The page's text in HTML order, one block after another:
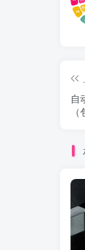
自